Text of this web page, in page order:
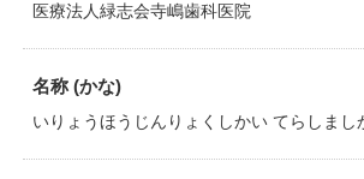
医療法人緑志会寺嶋歯科医院
名称 (かな)
いりょうほうじんりょくしかい てらしまし